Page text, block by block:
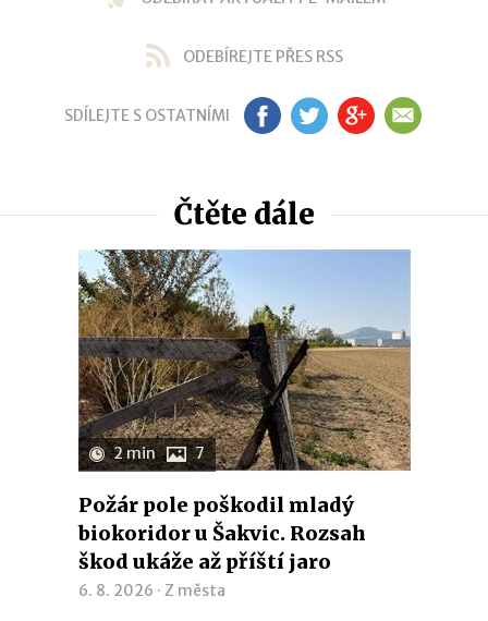
ODEBÍREJTE PŘES RSS
SDÍLEJTE S OSTATNÍMI FB TW GP EM
Čtěte dále
2 min 7
Požár pole poškodil mladý
biokoridor u Šakvic. Rozsah
škod ukáže až příští jaro
6. 8. 2026 · Z města